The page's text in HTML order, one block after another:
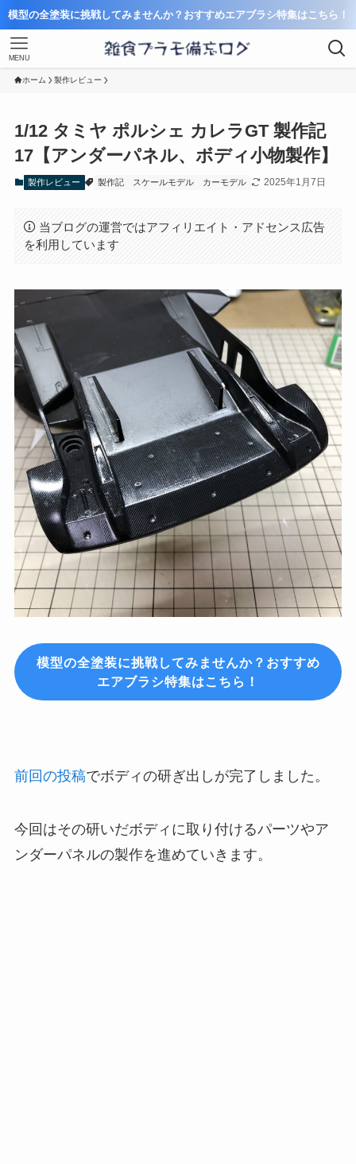
模型の全塗装に挑戦してみませんか？おすすめエアブラシ特集はこちら！
MENU
ホーム 製作レビュー
1/12 タミヤ ポルシェ カレラGT 製作記
17【アンダーパネル、ボディ小物製作】
製作レビュー 製作記 スケールモデル カーモデル 2025年1月7日
当ブログの運営ではアフィリエイト・アドセンス広告
を利用しています
模型の全塗装に挑戦してみませんか？おすすめ
エアブラシ特集はこちら！
前回の投稿でボディの研ぎ出しが完了しました。
今回はその研いだボディに取り付けるパーツやア
ンダーパネルの製作を進めていきます。